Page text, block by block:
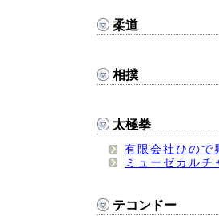
柔道
相撲
太極拳
有限会社ひので
ミューゼカルチ
テコンドー